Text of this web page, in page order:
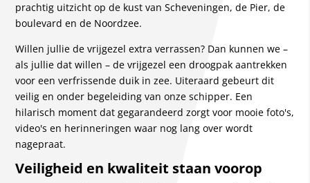
prachtig uitzicht op de kust van Scheveningen, de Pier, de
boulevard en de Noordzee.
Willen jullie de vrijgezel extra verrassen? Dan kunnen we –
als jullie dat willen – de vrijgezel een droogpak aantrekken
voor een verfrissende duik in zee. Uiteraard gebeurt dit
veilig en onder begeleiding van onze schipper. Een
hilarisch moment dat gegarandeerd zorgt voor mooie foto's,
video's en herinneringen waar nog lang over wordt
nagepraat.
Veiligheid en kwaliteit staan voorop